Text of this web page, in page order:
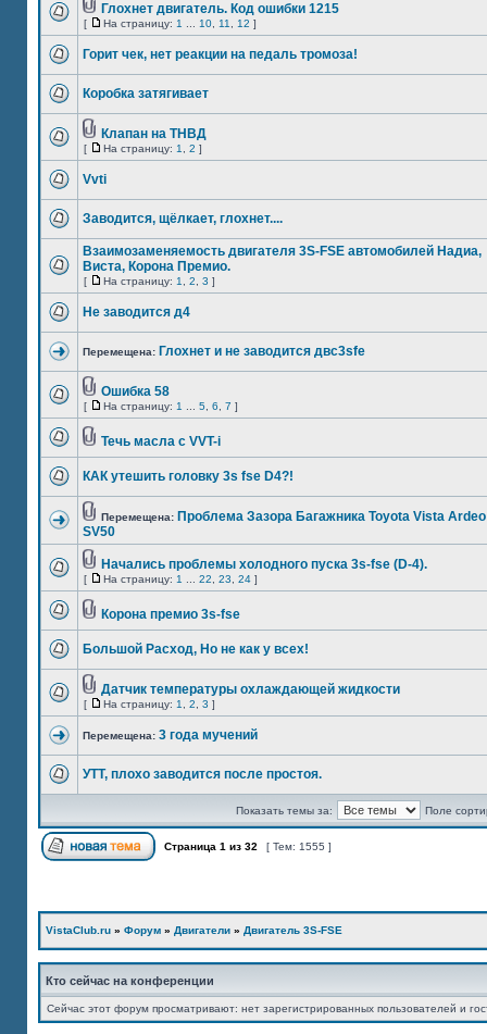
Глохнет двигатель. Код ошибки 1215
[ На страницу: 1 10 11 12 ]
Горит чек, нет реакции на педаль тромоза!
Коробка затягивает
Клапан на ТНВД
[ На страницу: 1 2 ]
Vvti
Заводится, щёлкает, глохнет....
Взаимозаменяемость двигателя 3S-FSE автомобилей Надиа,
Виста, Корона Премио.
[ На страницу: 1 2 3 ]
Не заводится д4
Перемещена: Глохнет и не заводится двс3sfe
Ошибка 58
[ На страницу: 1 5 6 7 ]
Течь масла с VVT-i
КАК утешить головку 3s fse D4?!
Перемещена: Проблема Зазора Багажника Toyota Vista Ardeo
SV50
Начались проблемы холодного пуска 3s-fse (D-4).
[ На страницу: 1 22 23 24 ]
Корона премио 3s-fse
Большой Расход, Но не как у всех!
Датчик температуры охлаждающей жидкости
[ На страницу: 1 2 3 ]
Перемещена: 3 года мучений
УТТ, плохо заводится после простоя.
Показать темы за: Поле
Страница 1 из 32 [ Тем: 1555 ]
VistaClub.ru » Форум » Двигатели » Двигатель 3S-FSE
Кто сейчас на конференции
Сейчас этот форум просматривают: нет зарегистрированных пользователей и